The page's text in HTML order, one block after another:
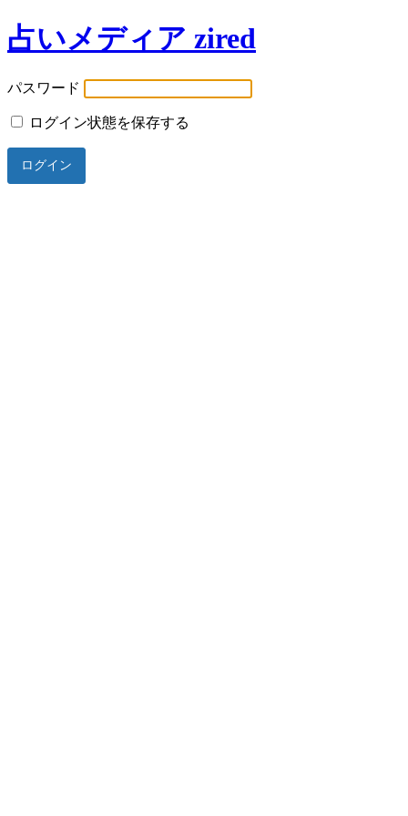
占いメディア zired
パスワード
ログイン状態を保存する